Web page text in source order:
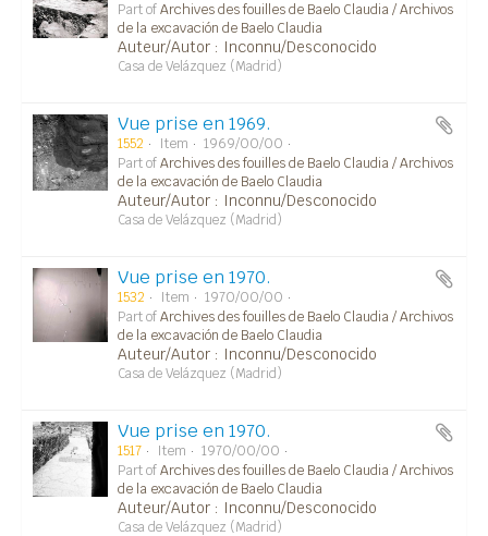
Part ofArchives des fouilles de Baelo Claudia / Archivos
de la excavación de Baelo Claudia
Auteur/Autor : Inconnu/Desconocido
Casa de Velázquez (Madrid)
Vue prise en 1969.
1552 Item
1969/00/00
Part ofArchives des fouilles de Baelo Claudia / Archivos
de la excavación de Baelo Claudia
Auteur/Autor : Inconnu/Desconocido
Casa de Velázquez (Madrid)
Vue prise en 1970.
1532 Item
1970/00/00
Part ofArchives des fouilles de Baelo Claudia / Archivos
de la excavación de Baelo Claudia
Auteur/Autor : Inconnu/Desconocido
Casa de Velázquez (Madrid)
Vue prise en 1970.
1517 Item
1970/00/00
Part ofArchives des fouilles de Baelo Claudia / Archivos
de la excavación de Baelo Claudia
Auteur/Autor : Inconnu/Desconocido
Casa de Velázquez (Madrid)